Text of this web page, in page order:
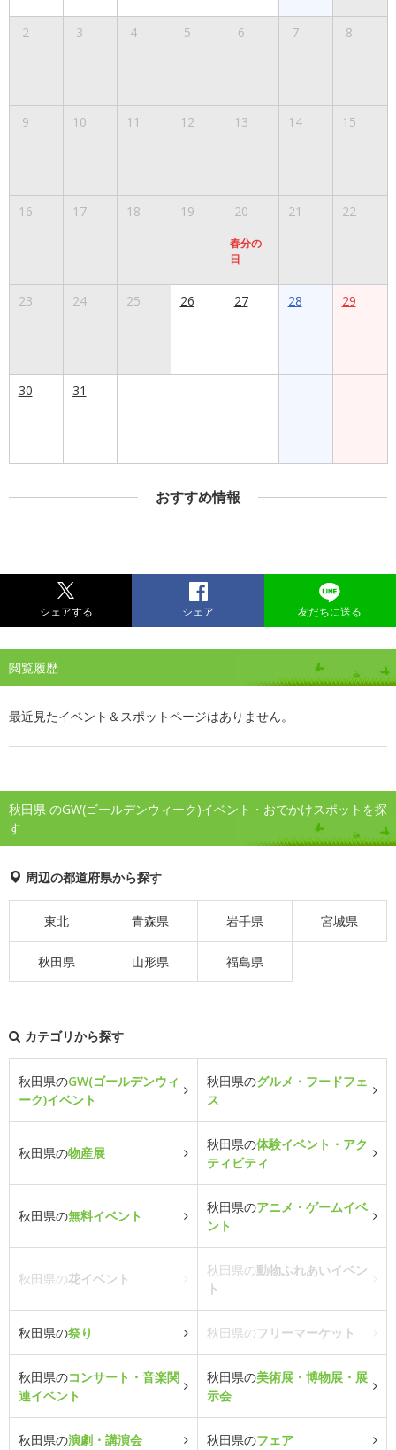
2 3 4 5 6 7 8
9 10 11 12 13 14 15
16 17 18 19 20
春分の
日
21 22
23 24 25 26 27 28 29
30 31
おすすめ情報
シェアする シェア 友だちに送る
閲覧履歴
最近見たイベント＆スポットページはありません。
秋田県 のGW(ゴールデンウィーク)イベント・おでかけスポットを探
す
周辺の都道府県から探す
東北 青森県 岩手県 宮城県
秋田県 山形県 福島県
カテゴリから探す
秋田県のGW(ゴールデンウィ
ーク)イベント
秋田県のグルメ・フードフェ
ス
秋田県の物産展
秋田県の体験イベント・アク
ティビティ
秋田県の無料イベント
秋田県のアニメ・ゲームイベ
ント
秋田県の花イベント
秋田県の動物ふれあいイベン
ト
秋田県の祭り 秋田県のフリーマーケット
秋田県のコンサート・音楽関
連イベント
秋田県の美術展・博物展・展
示会
秋田県の演劇・講演会 秋田県のフェア